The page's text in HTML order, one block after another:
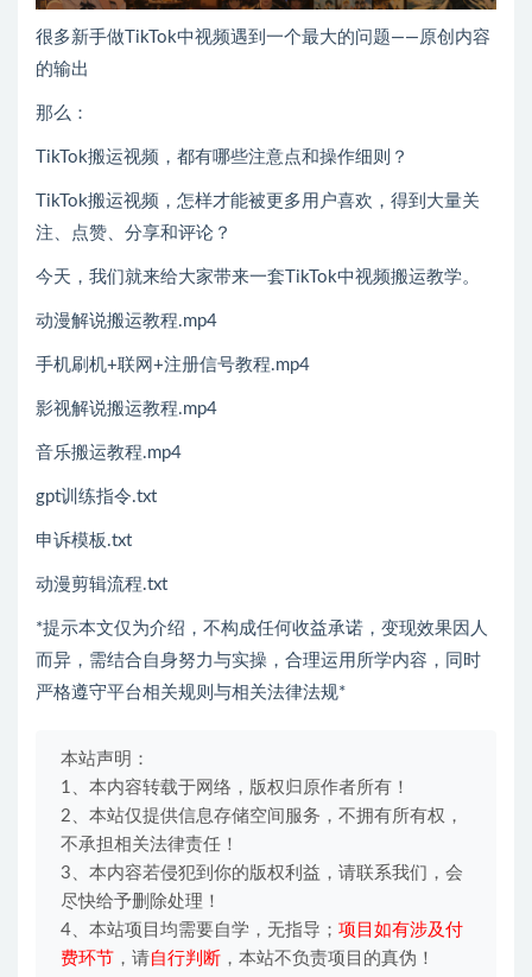
很多新手做TikTok中视频遇到一个最大的问题——原创内容
的输出
那么：
TikTok搬运视频，都有哪些注意点和操作细则？
TikTok搬运视频，怎样才能被更多用户喜欢，得到大量关
注、点赞、分享和评论？
今天，我们就来给大家带来一套TikTok中视频搬运教学。
动漫解说搬运教程.mp4
手机刷机+联网+注册信号教程.mp4
影视解说搬运教程.mp4
音乐搬运教程.mp4
gpt训练指令.txt
申诉模板.txt
动漫剪辑流程.txt
*提示本文仅为介绍，不构成任何收益承诺，变现效果因人
而异，需结合自身努力与实操，合理运用所学内容，同时
严格遵守平台相关规则与相关法律法规*
本站声明：
1、本内容转载于网络，版权归原作者所有！
2、本站仅提供信息存储空间服务，不拥有所有权，
不承担相关法律责任！
3、本内容若侵犯到你的版权利益，请联系我们，会
尽快给予删除处理！
4、本站项目均需要自学，无指导； 项目如有涉及付
费环节 ，请自行判断 ，本站不负责项目的真伪！